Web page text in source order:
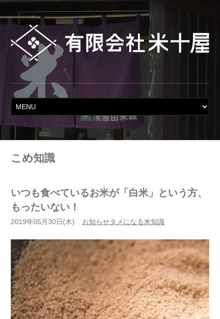
こめ知識
いつも食べているお米が「白米」という方、
もったいない！
2019年05月30日(木) お知らせタメになる米知識